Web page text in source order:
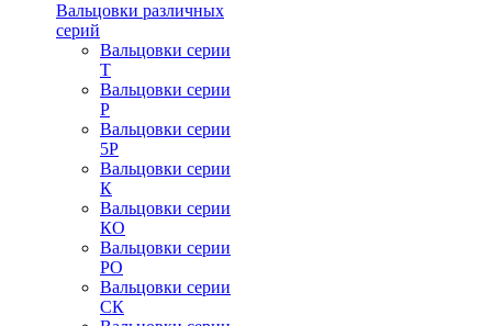
Вальцовки различных
серий
Вальцовки серии
Т
Вальцовки серии
Р
Вальцовки серии
5Р
Вальцовки серии
К
Вальцовки серии
КО
Вальцовки серии
РО
Вальцовки серии
СК